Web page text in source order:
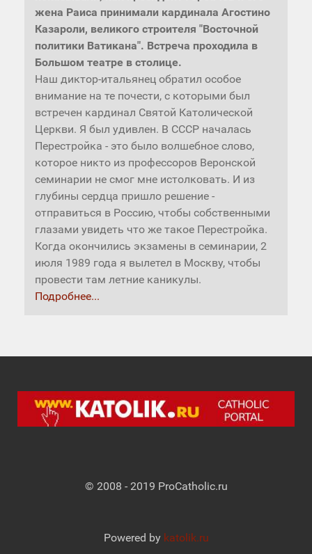
жена Раиса принимали кардинала Агостино
Казароли, великого строителя "Восточной
политики Ватикана". Встреча проходила в
Большом театре в столице.
Наш диктор-итальянец обратил особое
внимание на те почести, с которыми был
встречен кардинал Святой Католической
Церкви. Я был удивлен. В СССР началась
Перестройка - это было волшебное слово,
которое никто из профессоров Веронской
семинарии не смог мне истолковать. И из
глубины сердца пришло решение -
отправиться в Россию, чтобы собственными
глазами увидеть что же такое Перестройка.
Когда окончились экзамены в семинарии, 2
июля 1989 года я вылетел в Москву, чтобы
провести там летние каникулы.
Подробнее...
© 2008 - 2019 ProCatholic.ru
Powered by katolik.ru